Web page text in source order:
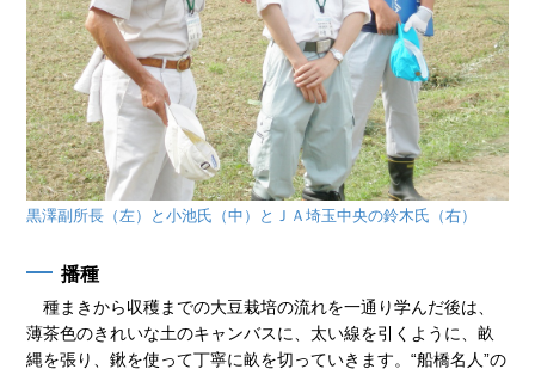
黒澤副所長（左）と小池氏（中）とＪＡ埼玉中央の鈴木氏（右）
播種
種まきから収穫までの大豆栽培の流れを一通り学んだ後は、
薄茶色のきれいな土のキャンバスに、太い線を引くように、畝
縄を張り、鍬を使って丁寧に畝を切っていきます。“船橋名人”の